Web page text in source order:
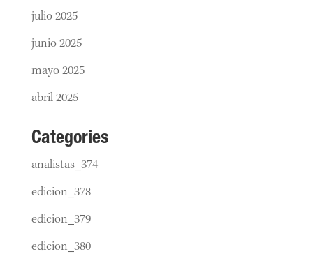
julio 2025
junio 2025
mayo 2025
abril 2025
Categories
analistas_374
edicion_378
edicion_379
edicion_380